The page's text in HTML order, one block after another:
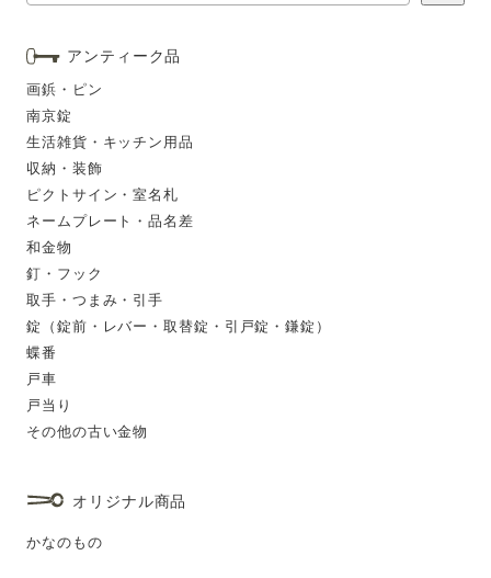
アンティーク品
画鋲・ピン
南京錠
生活雑貨・キッチン用品
収納・装飾
ピクトサイン・室名札
ネームプレート・品名差
和金物
釘・フック
取手・つまみ・引手
錠（錠前・レバー・取替錠・引戸錠・鎌錠）
蝶番
戸車
戸当り
その他の古い金物
オリジナル商品
かなのもの